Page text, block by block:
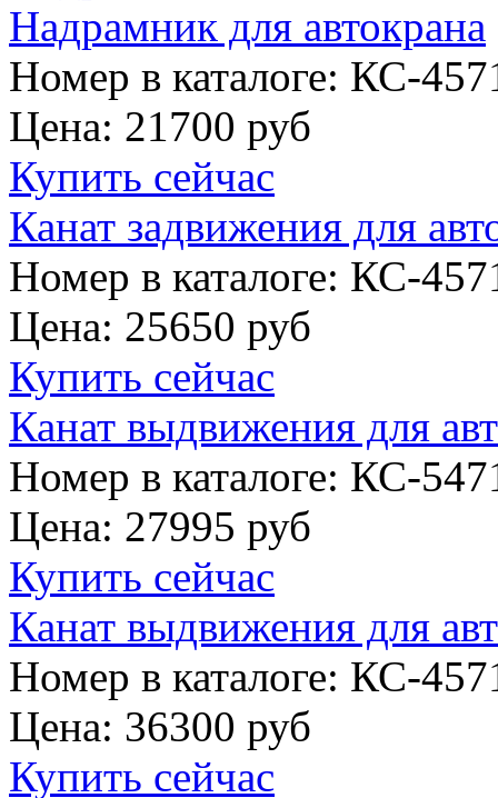
Надрамник для автокрана
Номер в каталоге: КС-
Цена: 21700 руб
Купить сейчас
Канат задвижения для
Номер в каталоге: КС-
Цена: 25650 руб
Купить сейчас
Канат выдвижения для
Номер в каталоге: КС-
Цена: 27995 руб
Купить сейчас
Канат выдвижения для
Номер в каталоге: КС-
Цена: 36300 руб
Купить сейчас